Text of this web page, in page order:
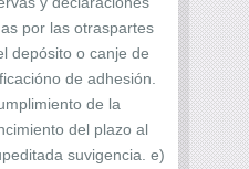
por las otraspartes
depósito o canje de
de adhesión.
de la
del plazo al
suvigencia. e)